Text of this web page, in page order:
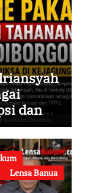
dan
Agung
Lensa Banua